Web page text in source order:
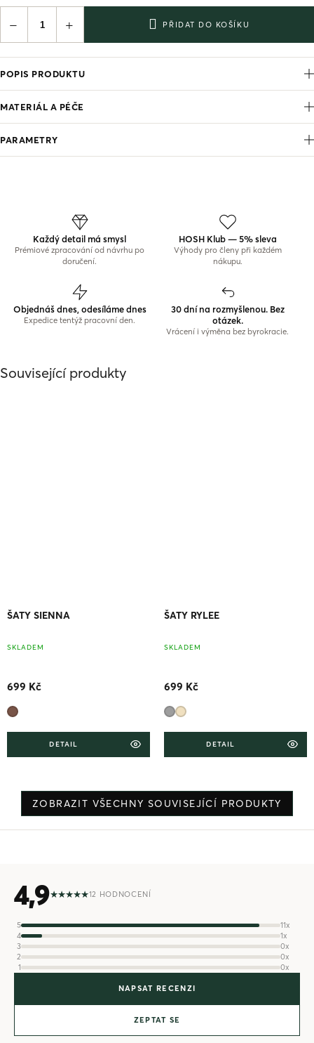
+
− PŘIDAT DO KOŠÍKU
POPIS PRODUKTU
MATERIÁL A PÉČE
PARAMETRY
Každý detail má smysl
Prémiové zpracování od návrhu po
doručení.
HOSH Klub — 5% sleva
Výhody pro členy při každém
nákupu.
Objednáš dnes, odesíláme dnes
Expedice tentýž pracovní den.
30 dní na rozmyšlenou. Bez
otázek.
Vrácení i výměna bez byrokracie.
Související produkty
ŠATY SIENNA
SKLADEM
699 Kč
DETAIL
ŠATY RYLEE
SKLADEM
699 Kč
DETAIL
ZOBRAZIT VŠECHNY SOUVISEJÍCÍ PRODUKTY
4,9 12 HODNOCENÍ
5
11x
4
1x
3
0x
2
0x
1
0x
NAPSAT RECENZI
ZEPTAT SE